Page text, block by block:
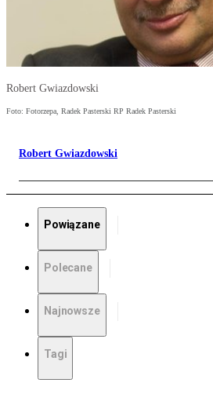
Robert Gwiazdowski
Foto: Fotorzepa, Radek Pasterski RP Radek Pasterski
Robert Gwiazdowski
Powiązane
Polecane
Najnowsze
Tagi